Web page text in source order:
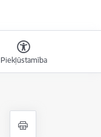
Piekļūstamība